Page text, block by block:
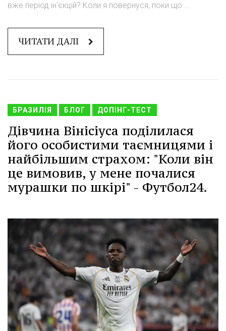
вже період ін'єкцій? Коли я повернуся, поки що ...
ЧИТАТИ ДАЛІ
БРАЗИЛІЯ БЛОГ ДОПІНГ-ТЕСТ
Дівчина Вінісіуса поділилася
його особистими таємницями і
найбільшим страхом: "Коли він
це вимовив, у мене почалися
мурашки по шкірі" - Футбол24.